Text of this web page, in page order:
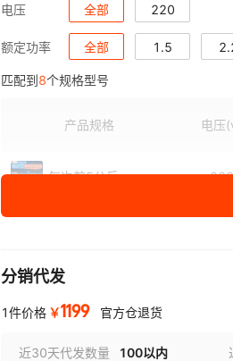
电压 全部 220
额定功率 全部 1.5
匹配到8个规格型号
产品规格 电压
每次剪5公斤 220
不锈钢容量5kg
每次剪10公斤电机防
10mm孔【摊位批发
10mm孔【批发商专
分销代发
1件价格 ￥1199 官方仓退货
近30天代发数量 100以内